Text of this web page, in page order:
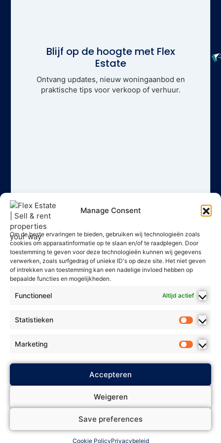
Manage Consent
Om de beste ervaringen te bieden, gebruiken wij technologieën zoals
cookies om apparaatinformatie op te slaan en/of te raadplegen. Door
toestemming te geven voor deze technologieën kunnen wij gegevens
verwerken, zoals surfgedrag of unieke ID's op deze site. Het niet geven
of intrekken van toestemming kan een nadelige invloed hebben op
bepaalde functies en mogelijkheden.
Functioneel Altijd actief
Statistieken
Marketing
Accepteren
Weigeren
Save preferences
Cookie PolicyPrivacybeleid
Blijf op de hoogte met Flex
Estate
Ontvang updates, nieuw woningaanbod en
praktische tips voor verkoop of verhuur.
2025 Flex Estate - Alle rechten
Privacybeleid
Algemene voorwaarden* *
Biedingsbeleid